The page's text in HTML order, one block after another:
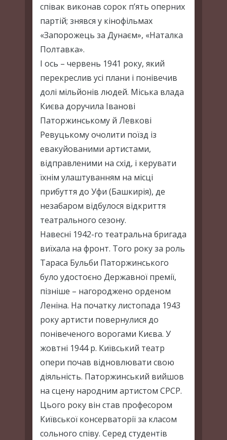
співак виконав сорок п’ять оперних
партій; знявся у кінофільмах
«Запорожець за Дунаєм», «Наталка
Полтавка».
І ось – червень 1941 року, який
перекреслив усі плани і понівечив
долі мільйонів людей. Міська влада
Києва доручила Іванові
Паторжинському й Левкові
Ревуцькому очолити поїзд із
евакуйованими артистами,
відправленими на схід, і керувати
їхнім улаштуванням на місці
прибуття до Уфи (Башкирія), де
незабаром відбулося відкриття
театрального сезону.
Навесні 1942-го театральна бригада
виїхала на фронт. Того року за роль
Тараса Бульби Паторжинського
було удостоєно Державної премії,
пізніше – нагороджено орденом
Леніна. На початку листопада 1943
року артисти повернулися до
понівеченого ворогами Києва. У
жовтні 1944 р. Київський театр
опери почав відновлювати свою
діяльність. Паторжинський вийшов
на сцену народним артистом СРСР.
Цього року він став професором
Київської консерваторії за класом
сольного співу. Серед студентів